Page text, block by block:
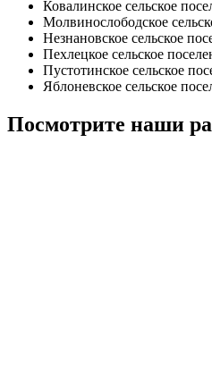
Ковалинское сельское
Молвинослободское
Незнановское сельское
Пехлецкое сельское
Пустотинское сельское
Яблоневское сельское
Посмотрите наши